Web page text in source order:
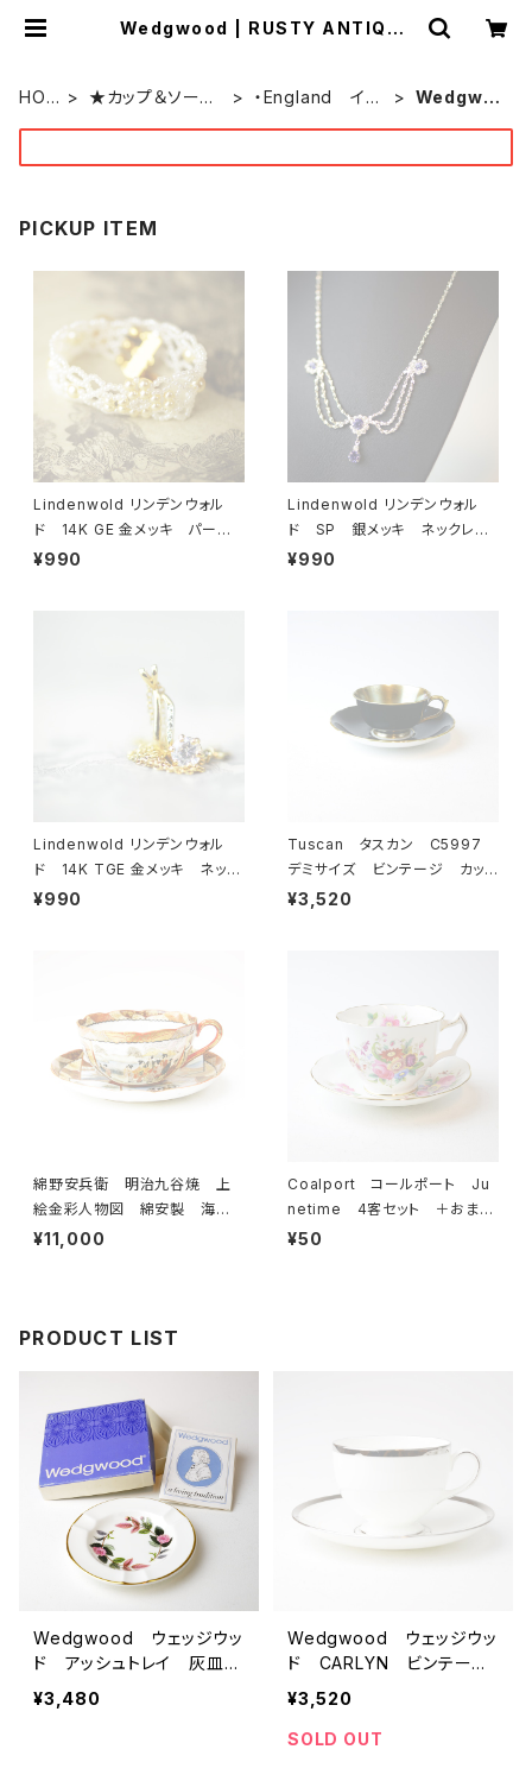
Wedgwood | RUSTY ANTIQUE
HOM
★カップ＆ソーサ
・England イギ
Wedgwo
PICKUP ITEM
Lindenwold リンデンウォル
ド 14K GE 金メッキ パー
ル ブレスレット 23-0064
¥990
Lindenwold リンデンウォル
ド SP 銀メッキ ネックレ
ス 23-0063 ビンテージア
¥990
Lindenwold リンデンウォル
ド 14K TGE 金メッキ ネック
レス 23-0061 ビンテージ
¥990
Tuscan タスカン C5997
デミサイズ ビンテージ カップ
＆ソーサー 【イギリス】 アン
¥3,520
綿野安兵衛 明治九谷焼 上
絵金彩人物図 綿安製 海外
輸出用 里帰り品 アンティー
¥11,000
Coalport コールポート Ju
netime 4客セット ＋おまけ
付き カップ＆ソーサー 【イギ
¥50
PRODUCT LIST
Wedgwood ウェッジウッ
ド アッシュトレイ 灰皿
HATHAWAY ROSE デッ
ドストック 【イギリス】
¥3,480
Wedgwood ウェッジウッ
ド CARLYN ビンテー
ジ カップ＆ソーサー 【イ
ギリス】 アンティーク コ
ーヒーカップ ティーカップ
¥3,520
SOLD OUT